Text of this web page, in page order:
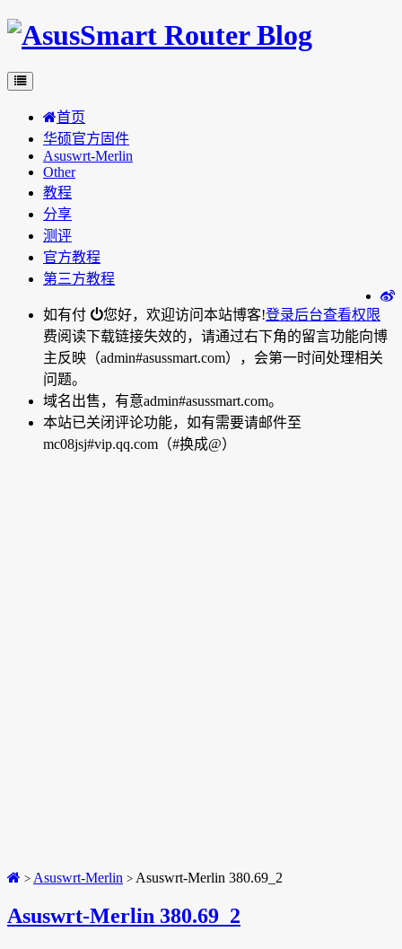
首页
华硕官方固件
Asuswrt-Merlin
Other
教程
分享
测评
官方教程
第三方教程
您好，欢迎访问本站博客!登录后台查看权限
如有付
费阅读下载链接失效的，请通过右下角的留言功能向博
主反映（admin#asussmart.com），会第一时间处理相关
问题。
域名出售，有意admin#asussmart.com。
本站已关闭评论功能，如有需要请邮件至
mc08jsj#vip.qq.com（#换成@）
> Asuswrt-Merlin > Asuswrt-Merlin 380.69_2
Asuswrt-Merlin 380.69_2